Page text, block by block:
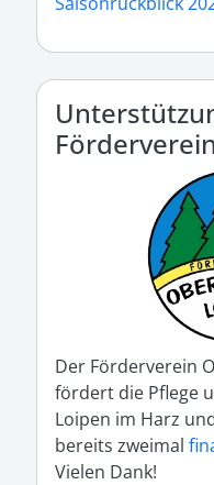
Förderverein
Der Förderverein
fördert die Pflege
Loipen im Harz
bereits zweimal
Vielen Dank!